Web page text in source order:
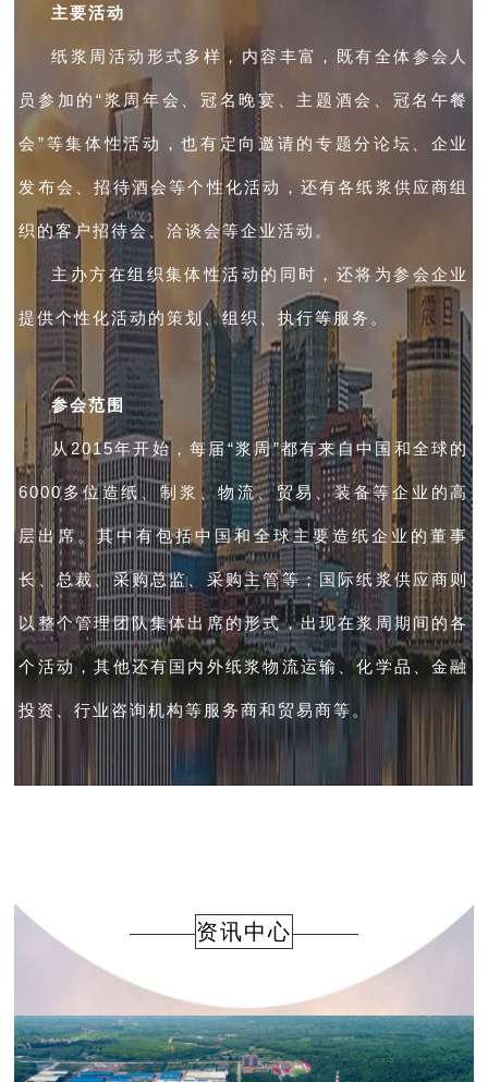
主要活动
纸浆周活动形式多样，内容丰富，既有全体参会人
员参加的“浆周年会、冠名晚宴、主题酒会、冠名午餐
会”等集体性活动，也有定向邀请的专题分论坛、企业
发布会、招待酒会等个性化活动，还有各纸浆供应商组
织的客户招待会、洽谈会等企业活动。
主办方在组织集体性活动的同时，还将为参会企业
提供个性化活动的策划、组织、执行等服务。
参会范围
从2015年开始，每届“浆周”都有来自中国和全球的
6000多位造纸、制浆、物流、贸易、装备等企业的高
层出席。其中有包括中国和全球主要造纸企业的董事
长、总裁、采购总监、采购主管等；国际纸浆供应商则
以整个管理团队集体出席的形式，出现在浆周期间的各
个活动，其他还有国内外纸浆物流运输、化学品、金融
投资、行业咨询机构等服务商和贸易商等。
资讯中心